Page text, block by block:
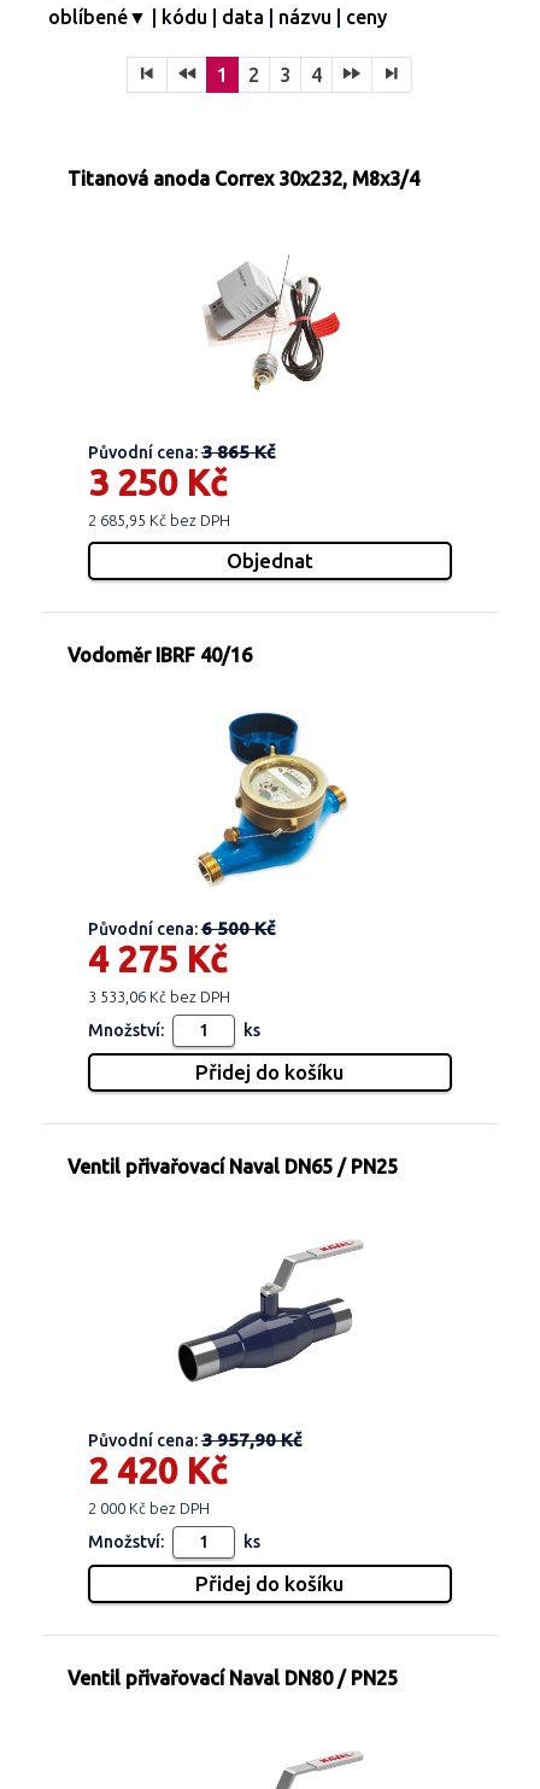
oblíbené▼
kódu data názvu ceny
1 2 3 4
Titanová anoda Correx 30x232, M8x3/4
Původní cena:3 865 Kč
3 250 Kč
2 685,95 Kč bez DPH
Vodoměr IBRF 40/16
Původní cena:6 500 Kč
4 275 Kč
3 533,06 Kč bez DPH
Množství: ks
Ventil přivařovací Naval DN65 / PN25
Původní cena:3 957,90 Kč
2 420 Kč
2 000 Kč bez DPH
Množství: ks
Ventil přivařovací Naval DN80 / PN25